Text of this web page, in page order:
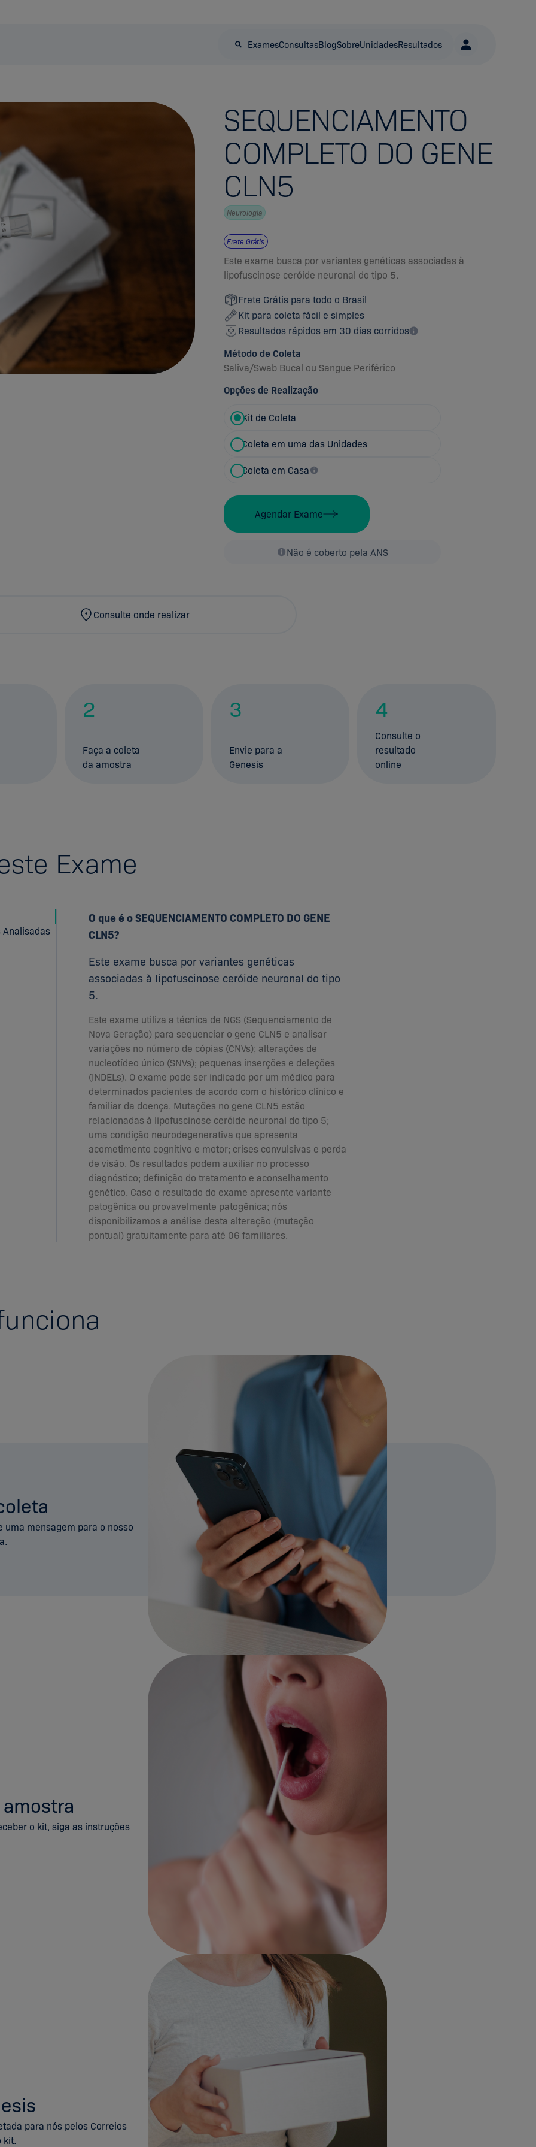
ExamesConsultasBlogSobreUnidadesResultados
SEQUENCIAMENTO
COMPLETO DO GENE
CLN5
Neurologia
Frete Grátis
Este exame busca por variantes genéticas associadas à
lipofuscinose ceróide neuronal do tipo 5.
Frete Grátis para todo o Brasil
Kit para coleta fácil e simples
Resultados rápidos em 30 dias corridos
Método de Coleta
Saliva/Swab Bucal ou Sangue Periférico
Opções de Realização
Kit de Coleta
Coleta em uma das Unidades
Coleta em Casa
Agendar Exame
Não é coberto pela ANS
Consulte onde realizar
2
Faça a coleta
da amostra
3
Envie para a
Genesis
4
Consulte o
resultado
online
Exame
Analisadas
O que é o SEQUENCIAMENTO COMPLETO DO GENE
CLN5?
Este exame busca por variantes genéticas
associadas à lipofuscinose ceróide neuronal do tipo
5.
Este exame utiliza a técnica de NGS (Sequenciamento de
Nova Geração) para sequenciar o gene CLN5 e analisar
variações no número de cópias (CNVs); alterações de
nucleotídeo único (SNVs); pequenas inserções e deleções
(INDELs). O exame pode ser indicado por um médico para
determinados pacientes de acordo com o histórico clínico e
familiar da doença. Mutações no gene CLN5 estão
relacionadas à lipofuscinose ceróide neuronal do tipo 5;
uma condição neurodegenerativa que apresenta
acometimento cognitivo e motor; crises convulsivas e perda
de visão. Os resultados podem auxiliar no processo
diagnóstico; definição do tratamento e aconselhamento
genético. Caso o resultado do exame apresente variante
patogênica ou provavelmente patogênica; nós
disponibilizamos a análise desta alteração (mutação
pontual) gratuitamente para até 06 familiares.
mensagem para o nosso
o kit, siga as instruções
para nós pelos Correios
kit.